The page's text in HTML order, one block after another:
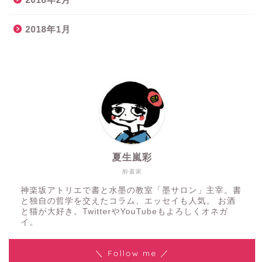
2018年1月
酔書家
夏生嵐彩
神楽坂アトリエで書と水墨の教室「墨サロン」主宰。書
と独自の哲学を交えたコラム、エッセイも人気。 お酒
と猫が大好き。TwitterやYouTubeもよろしくオネガ
イ。
＼ Follow me ／